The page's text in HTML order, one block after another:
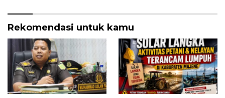
Rekomendasi untuk kamu